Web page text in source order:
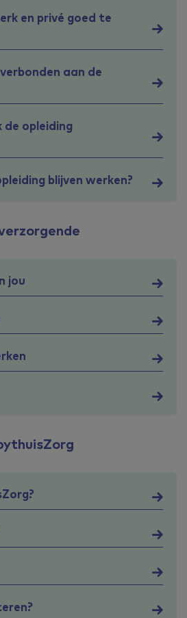
en privé goed te
aan de
opleiding
blijven werken?
jou